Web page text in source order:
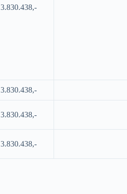
3.830.438,-
3.830.438,-
3.830.438,-
3.830.438,-